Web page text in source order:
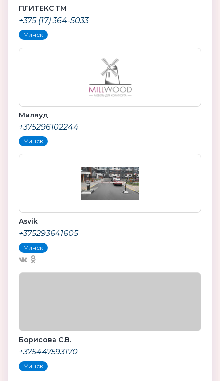
ПЛИТЕКС ТМ
+375 (17) 364-5033
Минск
Милвуд
+375296102244
Минск
Asvik
+375293641605
Минск
Борисова С.В.
+375447593170
Минск